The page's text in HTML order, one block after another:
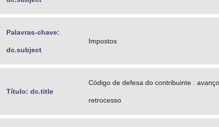
Palavras-chave:
dc.subject
Impostos
Título: dc.title
Código de defesa do contribuinte :
retrocesso